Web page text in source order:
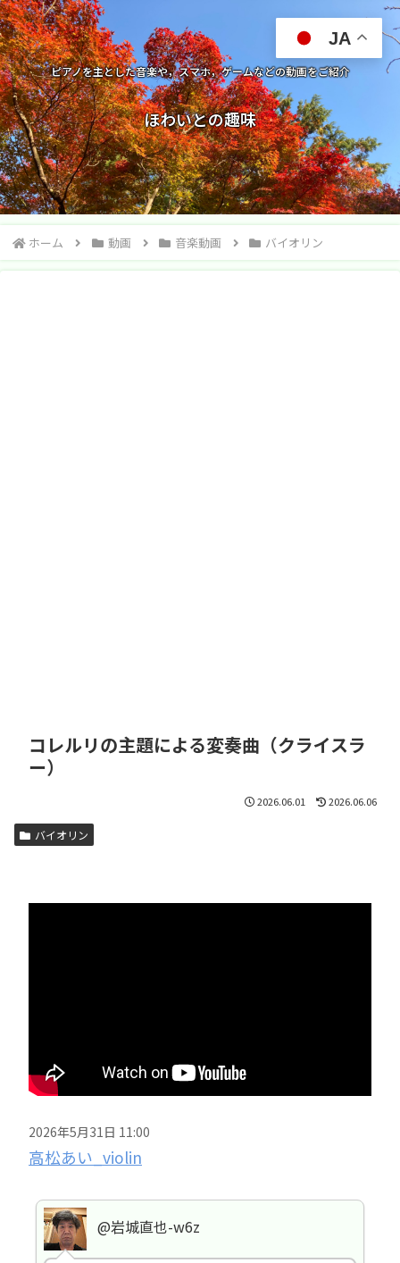
ピアノを主とした音楽や，スマホ，ゲームなどの動画をご紹介
ほわいとの趣味
ホーム 動画 音楽動画 バイオリン
コレルリの主題による変奏曲（クライスラ
ー）
2026.06.01 2026.06.06
バイオリン
2026年5月31日 11:00
高松あい_violin
@岩城直也-w6z
JA